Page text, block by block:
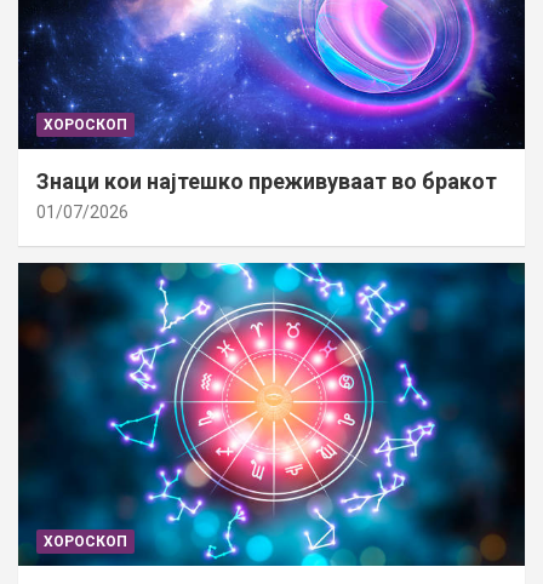
ХОРОСКОП
Знаци кои најтешко преживуваат во бракот
01/07/2026
ХОРОСКОП